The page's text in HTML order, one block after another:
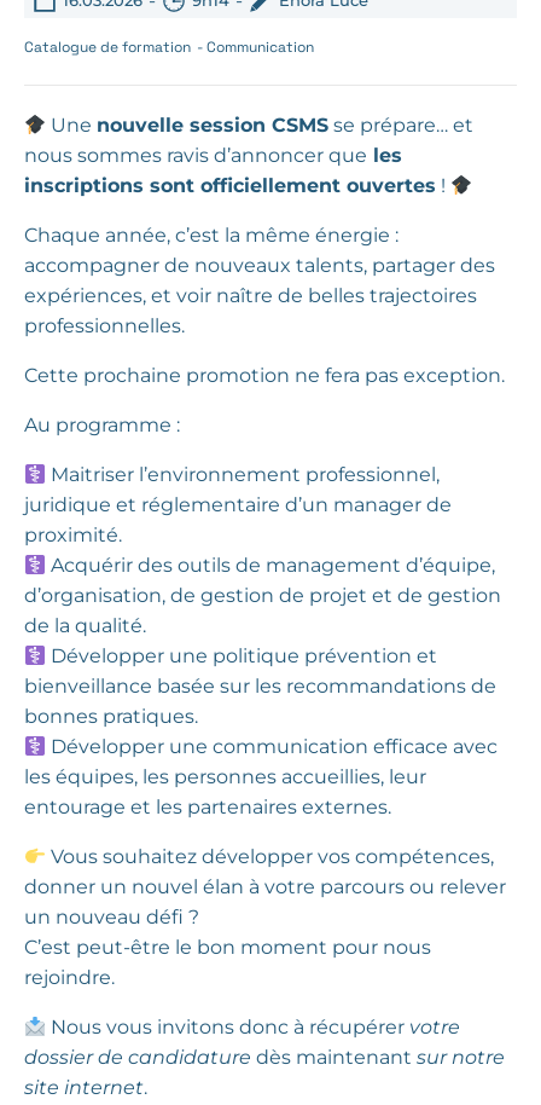
Catalogue de formation -Communication
Une nouvelle session CSMS se prépare… et
nous sommes ravis d’annoncer que les
inscriptions sont officiellement ouvertes !
Chaque année, c’est la même énergie :
accompagner de nouveaux talents, partager des
expériences, et voir naître de belles trajectoires
professionnelles.
Cette prochaine promotion ne fera pas exception.
Au programme :
Maitriser l’environnement professionnel,
juridique et réglementaire d’un manager de
proximité.
Acquérir des outils de management d’équipe,
d’organisation, de gestion de projet et de gestion
de la qualité.
Développer une politique prévention et
bienveillance basée sur les recommandations de
bonnes pratiques.
Développer une communication efficace avec
les équipes, les personnes accueillies, leur
entourage et les partenaires externes.
Vous souhaitez développer vos compétences,
donner un nouvel élan à votre parcours ou relever
un nouveau défi ?
C’est peut-être le bon moment pour nous
rejoindre.
Nous vous invitons donc à récupérer votre
dossier de candidature dès maintenant sur notre
site internet.